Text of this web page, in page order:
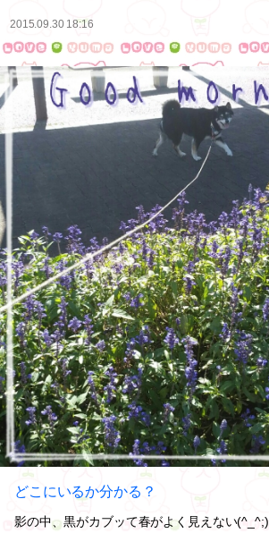
2015.09.30 18:16
どこにいるか分かる？
影の中、黒がカブッて春がよく見えない(^_^;)